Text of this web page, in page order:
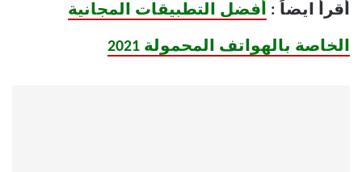
أقرأ ايضاً : أفضل التطبيقات المجانية
الخاصة بالهواتف المحمولة 2021